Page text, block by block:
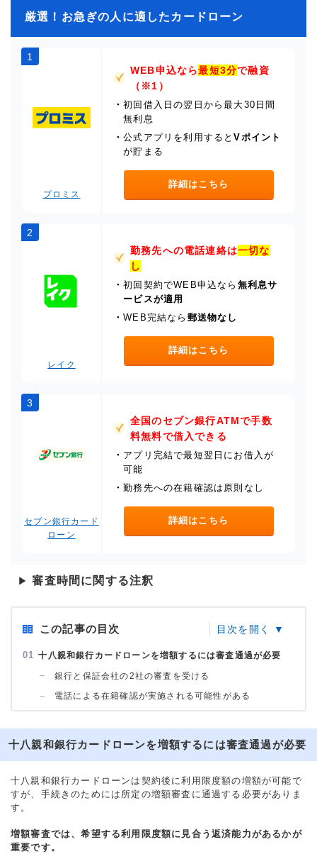
厳選！お急ぎの人に適したカードローン
1
プロミス
WEB申込なら最短3分で融資
（※1）
・初回借入日の翌日から最大30日間
無利息
・公式アプリを利用するとVポイント
が貯まる
詳細はこちら
2
レイク
勤務先への電話連絡は一切な
し
・初回契約でWEB申込なら 無利息サ
ービスが適用
・WEB完結なら 郵送物なし
詳細はこちら
3
セブン銀行カード
ローン
全国のセブン銀行ATMで手数
料無料で借入できる
・ アプリ完結で最短翌日にお借入が
可能
・勤務先への在籍確認は原則なし
詳細はこちら
▶ 審査時間に関する注釈
この記事の目次
十八親和銀行カードローンを増額するには審査通過が必要
銀行と保証会社の2社の審査を受ける
電話による在籍確認が実施される可能性がある
十八親和銀行カードローンを増額するには審査通過が必要
十八親和銀行カードローンは契約後に利用限度額の増額が可能で
すが、手続きのためには所定の増額審査に通過する必要がありま
す。
増額審査では、希望する利用限度額に見合う返済能力があるかが
重要です。